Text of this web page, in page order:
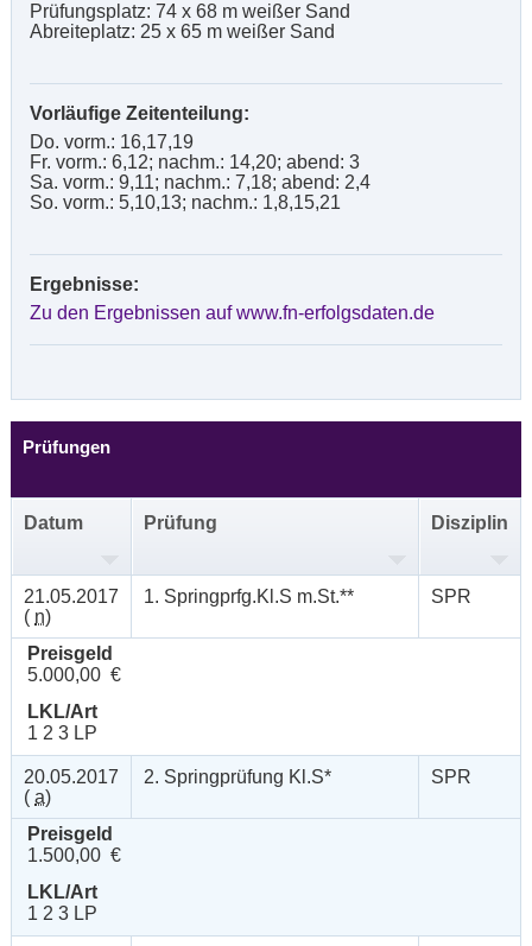
Prüfungsplatz: 74 x 68 m weißer Sand
Abreiteplatz: 25 x 65 m weißer Sand
Vorläufige Zeitenteilung:
Do. vorm.: 16,17,19
Fr. vorm.: 6,12; nachm.: 14,20; abend: 3
Sa. vorm.: 9,11; nachm.: 7,18; abend: 2,4
So. vorm.: 5,10,13; nachm.: 1,8,15,21
Ergebnisse:
Zu den Ergebnissen auf www.fn-erfolgsdaten.de
Prüfungen
Datum Prüfung Disziplin
21.05.2017
( n)
1. Springprfg.Kl.S m.St.** SPR
Preisgeld
5.000,00 €
LKL/Art
1 2 3 LP
20.05.2017
( a)
2. Springprüfung Kl.S* SPR
Preisgeld
1.500,00 €
LKL/Art
1 2 3 LP